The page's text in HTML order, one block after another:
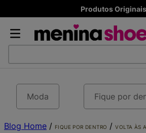
8x sem juros - Parcela
Moda Fique por
Blog Home / FIQUE POR DENTRO /VOLTA ÀS
2º
NEW 9060
3
TÊNIS VEJA WHITE